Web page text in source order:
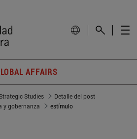
AFFAIRS
Studies
Detalle del post
y gobernanza
estímulo